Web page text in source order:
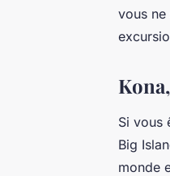
vous
Si vous
Big
monde